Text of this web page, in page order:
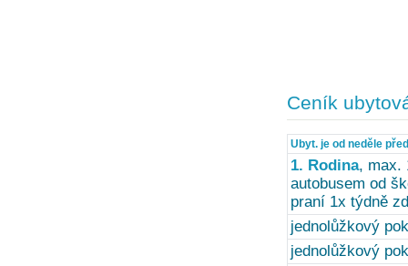
Ceník
Ubyt. je od neděle
1. Rodina, max.
autobusem od
praní 1x týdně
jednolůžkový
jednolůžkový